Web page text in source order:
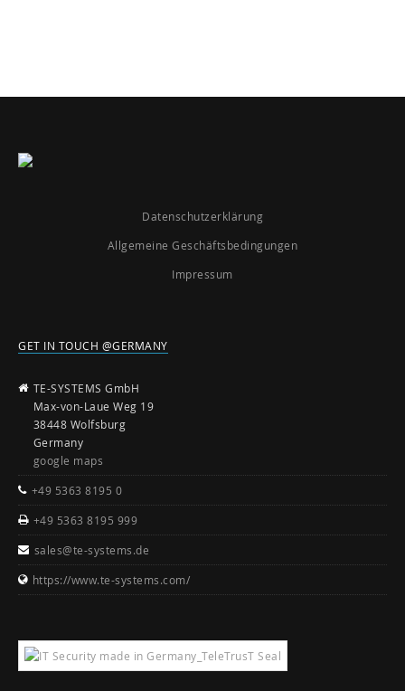
Datenschutzerklärung
Allgemeine Geschäftsbedingungen
Impressum
GET IN TOUCH @GERMANY
TE-SYSTEMS GmbH
Max-von-Laue Weg 19
38448 Wolfsburg
Germany
google maps
+49 5363 8195 0
+49 5363 8195 999
sales@te-systems.de
https://www.te-systems.com/